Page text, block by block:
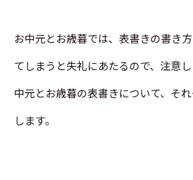
お中元とお歳暮では、表書きの書き
てしまうと失礼にあたるので、注意
中元とお歳暮の表書きについて、そ
します。